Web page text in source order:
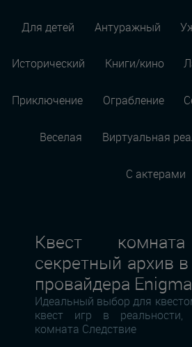
Для детей Антуражный
Исторический Книги/кино
Приключение Ограбление
Веселая Виртуальная
С актерами
Квест
секретный архив
провайдера Enigma
Идеальный выбор для
квест игр в реальности,
комната Следствие